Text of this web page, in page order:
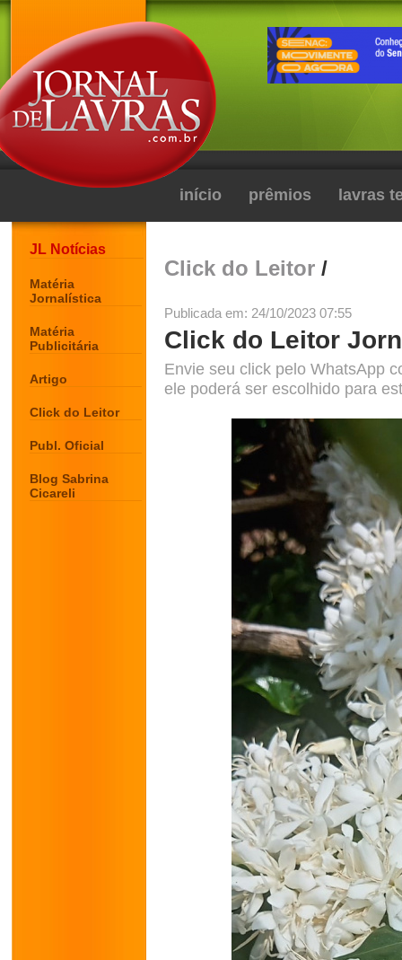
início prêmios lavras
JL Notícias
Matéria
Jornalística
Matéria
Publicitária
Artigo
Click do Leitor
Publ. Oficial
Blog Sabrina
Cicareli
Click do Leitor /
Publicada em: 24/10/2023 07:55
Click do Leitor
Envie seu click pelo WhatsApp
ele poderá ser escolhido para